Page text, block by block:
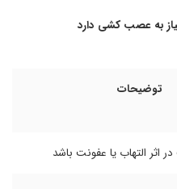
به عصب کشی دارد
توضیحات
اثر التهاب یا عفونت باشد